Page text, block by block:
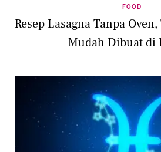
FOOD
Resep Lasagna Tanpa
Mudah Dibuat di